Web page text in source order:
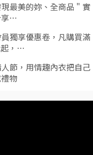
最美的妳、全商品 " 實
享⋯
獨享優惠卷，凡購買滿
，⋯
節，用情趣內衣把自己
物